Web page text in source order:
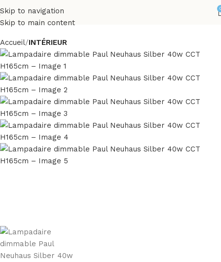
Skip to navigation
Skip to main content
Accueil INTÉRIEUR